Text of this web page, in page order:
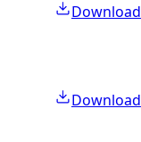
Download
Download